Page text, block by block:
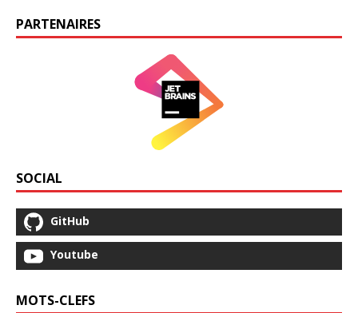
PARTENAIRES
SOCIAL
GitHub
Youtube
MOTS-CLEFS